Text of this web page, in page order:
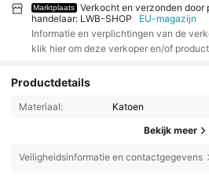
Marktplaats
Verkocht en verzonden door
handelaar: LWB-SHOP
EU-magazijn
Informatie en verplichtingen van de
klik hier om deze verkoper en/of
Productdetails
Materiaal: Katoen
Bekijk meer
Veiligheidsinformatie en contactgegevens